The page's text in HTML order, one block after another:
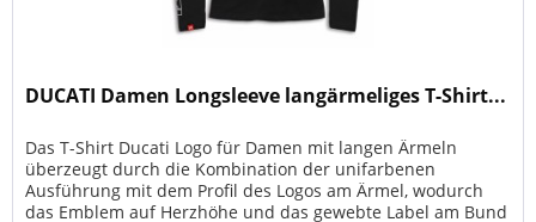
DUCATI Damen Longsleeve langärmeliges T-​Shirt...
Das T-Shirt Ducati Logo für Damen mit langen Ärmeln
überzeugt durch die Kombination der unifarbenen
Ausführung mit dem Profil des Logos am Ärmel, wodurch
das Emblem auf Herzhöhe und das gewebte Label am Bund